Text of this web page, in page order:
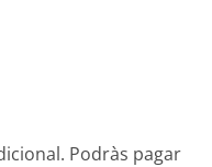
Podràs pagar